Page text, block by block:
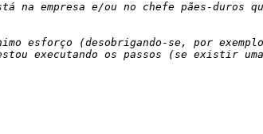
empresa e/ou no chefe pães-duros
esforço (desobrigando-se, por
executando os passos (se existir